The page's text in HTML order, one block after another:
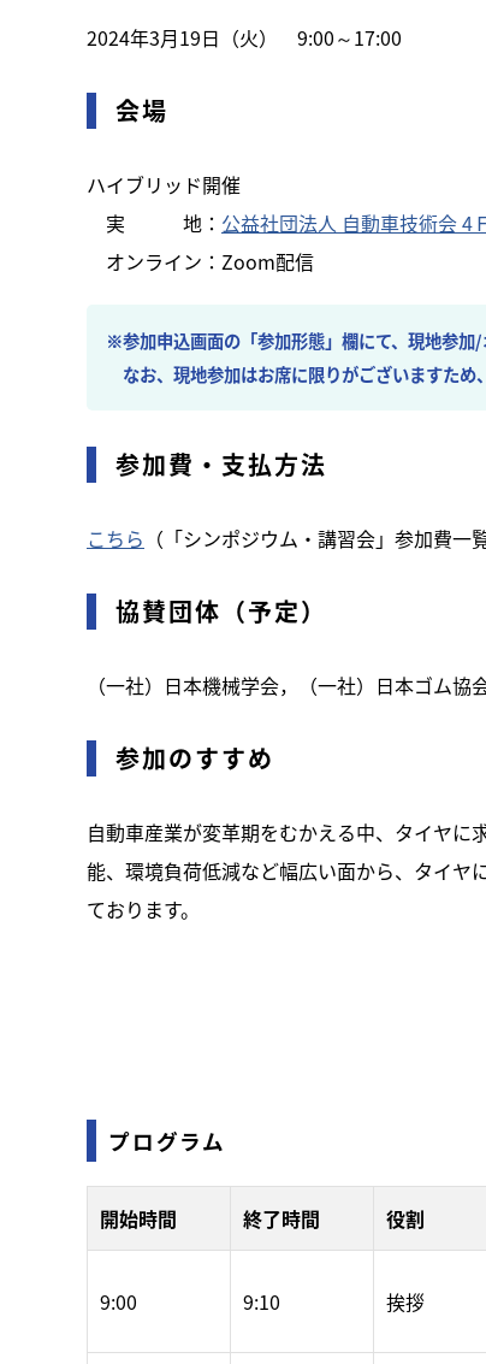
2024年3月19日（火） 9:00～17:00
会場
ハイブリッド開催
実 地： 公益社団法人 自動車技術会 4
オンライン：Zoom配信
※参加申込画面の「参加形態」欄にて、現地参加
なお、現地参加はお席に限りがございますため
参加費・支払方法
こちら （「シンポジウム・講習会」参加費一
協賛団体（予定）
（一社）日本機械学会，（一社）日本ゴム
参加のすすめ
自動車産業が変革期をむかえる中、タイヤ
能、環境負荷低減など幅広い面から、タイヤ
ております。
プログラム
開始時間 終了時間 役割
9:00 9:10 挨拶